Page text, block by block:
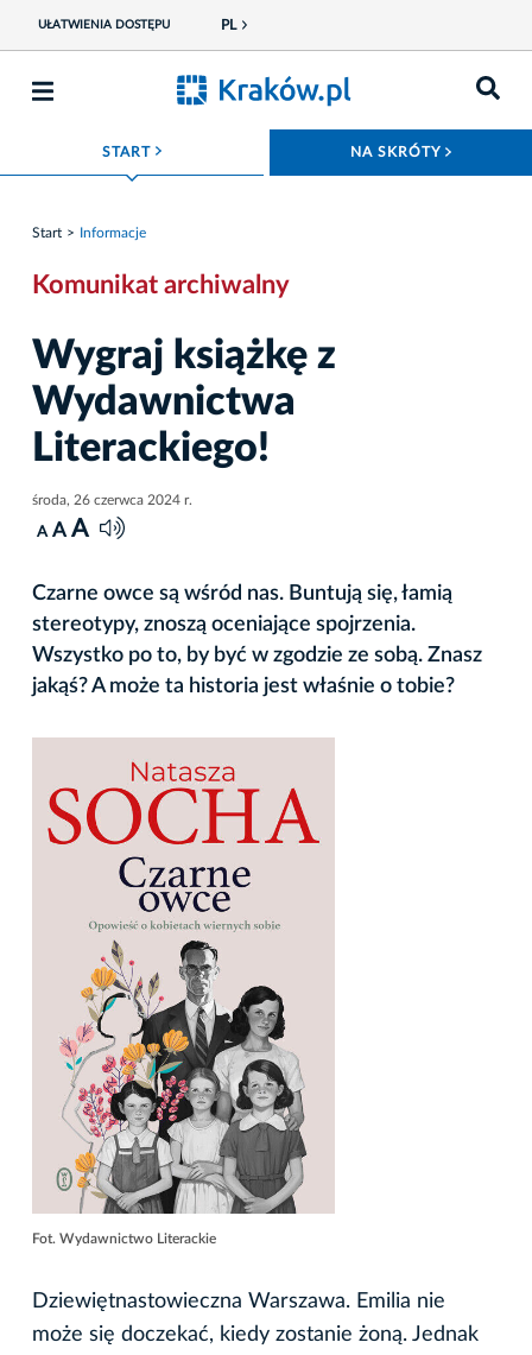
UŁATWIENIA DOSTĘPU PL
START ROZWIŃ MENU NA SKRÓTY
Start Informacje
Komunikat archiwalny
Wygraj książkę z
Wydawnictwa
Literackiego!
środa, 26 czerwca 2024 r.
A A A
Czarne owce są wśród nas. Buntują się, łamią
stereotypy, znoszą oceniające spojrzenia.
Wszystko po to, by być w zgodzie ze sobą. Znasz
jakąś? A może ta historia jest właśnie o tobie?
Fot. Wydawnictwo Literackie
Dziewiętnastowieczna Warszawa. Emilia nie
może się doczekać, kiedy zostanie żoną. Jednak